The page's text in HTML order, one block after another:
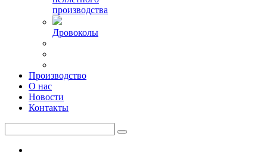
производства
Дровоколы
Производство
О нас
Новости
Контакты